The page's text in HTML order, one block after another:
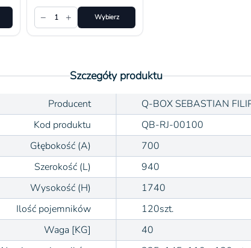
− 1 + Wybierz
Szczegóły produktu
Producent
Q-BOX SEBASTIAN
Kod produktu
QB-RJ-00100
Głębokość (A)
700
Szerokość (L)
940
Wysokość (H)
1740
Ilość pojemników
120szt.
Waga [KG]
40